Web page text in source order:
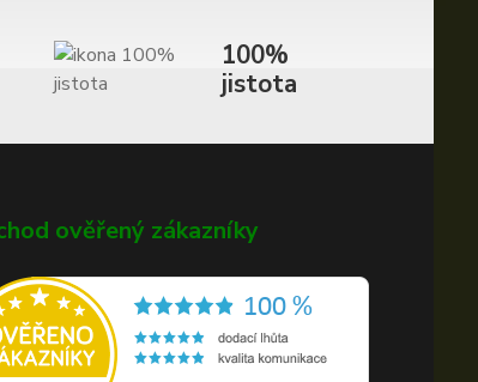
100%
jistota
ověřený zákazníky